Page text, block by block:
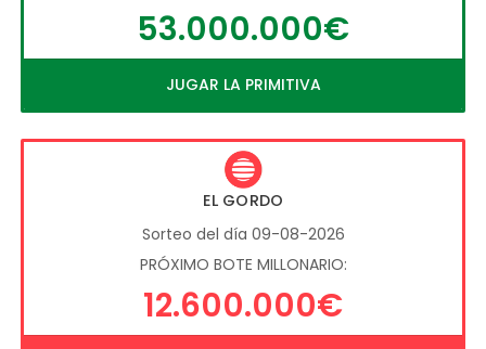
53.000.000€
JUGAR LA PRIMITIVA
EL GORDO
Sorteo del día 09-08-2026
PRÓXIMO BOTE MILLONARIO:
12.600.000€